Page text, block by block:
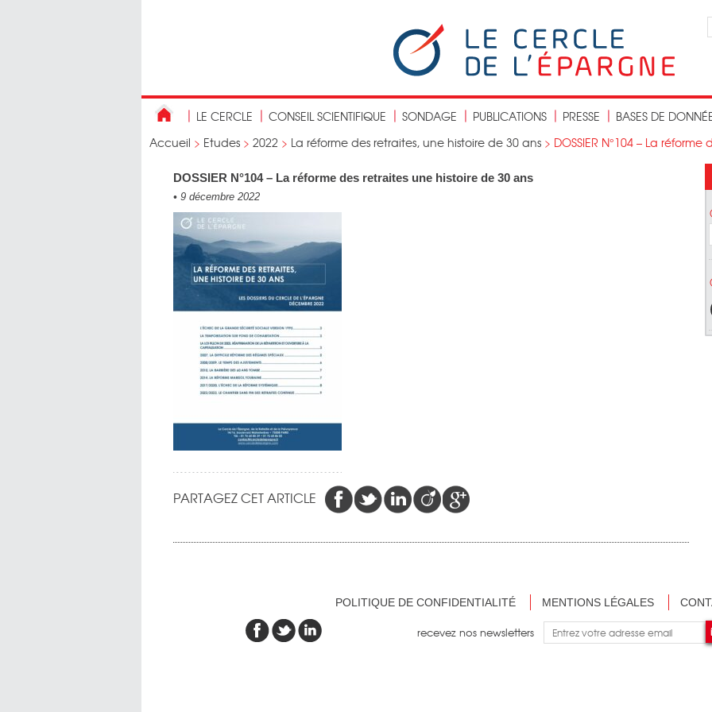
LE CERCLE CONSEIL SCIENTIFIQUE SONDAGE PUBLICATIONS PRESSE
BASES DE
Accueil > Etudes > 2022 > La réforme des retraites, une histoire de 30 ans > DOSSIER N°104 – La
DOSSIER N°104 – La réforme des retraites une histoire de 30 ans
• 9 décembre 2022
PARTAGEZ CET ARTICLE
POLITIQUE DE CONFIDENTIALITÉ MENTIONS LÉGALES
recevez nos newsletters